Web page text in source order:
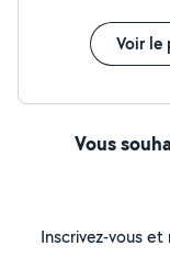
Voir le
Vous
Inscrivez-vous